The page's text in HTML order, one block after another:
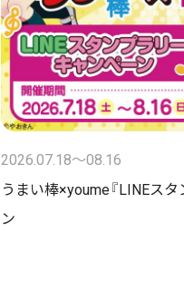
2026.07.18〜08.16
うまい棒×youme『LINEス
ン